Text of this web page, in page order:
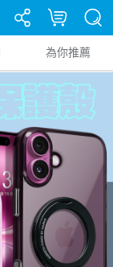
為你推薦